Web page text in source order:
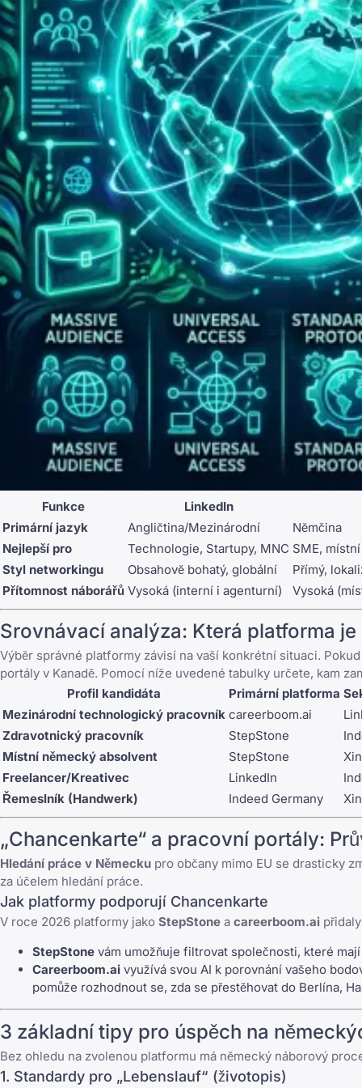
Funkce
LinkedIn
Primární jazyk
Angličtina/Mezinárodní
Němčina
Nejlepší pro
Technologie, Startupy, MNC SME,
Styl networkingu
Obsahově bohatý, globální
Přímý,
Přítomnost náborářů Vysoká (interní i agenturní) Vysoká
Srovnávací analýza: Která platforma
Výběr správné platformy závisí na vaší konkrétní situaci.
portály v Kanadě. Pomocí níže uvedené tabulky určete, kam
Profil kandidáta
Primární platforma
Mezinárodní technologický pracovník careerboom.ai
Zdravotnický pracovník
StepStone
Místní německý absolvent
StepStone
Freelancer/Kreativec
LinkedIn
Řemeslník (Handwerk)
Indeed Germany
„Chancenkarte“ a pracovní portály:
Hledání práce v Německu pro občany mimo EU se drasticky
za účelem hledání práce.
Jak platformy podporují Chancenkarte
V roce 2026 platformy jako StepStone a careerboom.ai
StepStone vám umožňuje filtrovat společnosti, které
Careerboom.ai využívá svou AI k porovnání vašeho
pomůže rozhodnout se, zda se přestěhovat do Berlína,
3 základní tipy pro úspěch na
Bez ohledu na zvolenou platformu má německý náborový
1. Standardy pro „Lebenslauf“ (životopis)